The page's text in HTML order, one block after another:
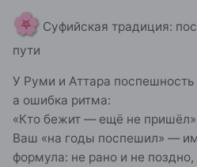
🌸 Суфийская традиция:
пути
У Руми и Аттара
а ошибка ритма:
«Кто бежит — ещё не
Ваш «на годы поспешил» —
формула: не рано и не поздно,